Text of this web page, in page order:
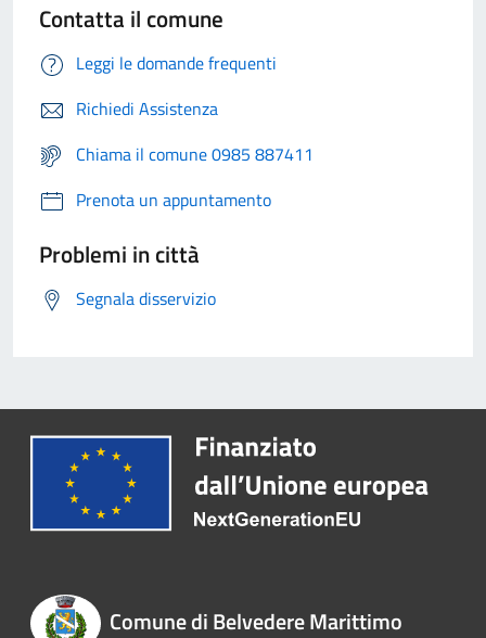
Contatta il comune
Leggi le domande frequenti
Richiedi Assistenza
Chiama il comune 0985 887411
Prenota un appuntamento
Problemi in città
Segnala disservizio
Comune di Belvedere Marittimo